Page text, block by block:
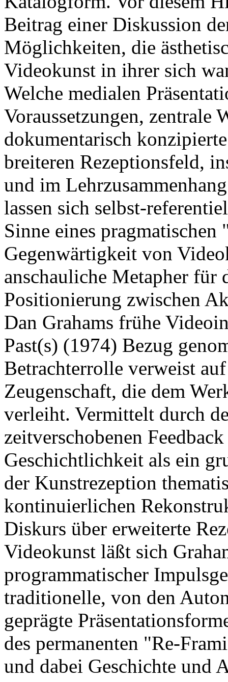
Beitrag einer Diskussion
Möglichkeiten, die
Videokunst in ihrer sich
Welche medialen
Voraussetzungen, zentrale
dokumentarisch
breiteren Rezeptionsfeld,
und im
lassen sich selbst-
Sinne eines
Gegenwärtigkeit von
anschauliche Metapher für
Positionierung zwischen
Dan Grahams frühe
Past(s) (1974) Bezug
Betrachterrolle verweist
Zeugenschaft, die dem
verleiht. Vermittelt durch
zeitverschobenen
Geschichtlichkeit als ein
der Kunstrezeption
kontinuierlichen
Diskurs über erweiterte
Videokunst läßt sich
programmatischer
traditionelle, von den
geprägte
des permanenten "Re-
und dabei Geschichte und